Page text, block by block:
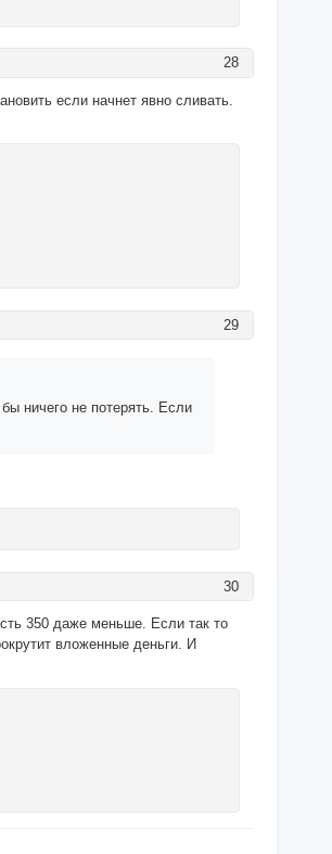
28
если начнет явно сливать.
29
ничего не потерять. Если
30
350 даже меньше. Если так то
вложенные деньги. И